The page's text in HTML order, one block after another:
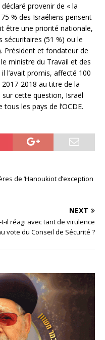
provenir de « la
% des Israéliens pensent
être une priorité nationale,
(51 %) ou le
Président et fondateur de
ministre du Travail et des
l’avait promis, affecté 100
2018 au titre de la
cette question, Israël
les pays de l’OCDE.
de ‘Hanoukiot d’exception
NEXT
il réagi avec tant de virulence
vote du Conseil de Sécurité ?